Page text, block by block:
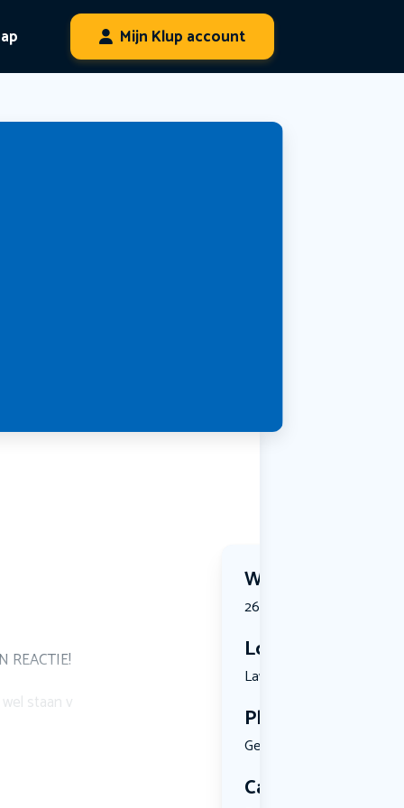
Mijn Klup account
Wanneer?
26 June 2026 | 21:00
Locatie
Laweiplein...
Plekken
Geen limiet
Categorie
REACTIE!
staan v